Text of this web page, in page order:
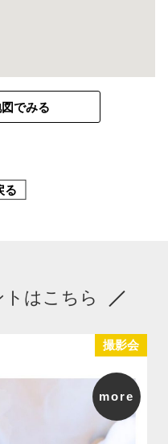
でみる
る
トはこちら
撮影会
more